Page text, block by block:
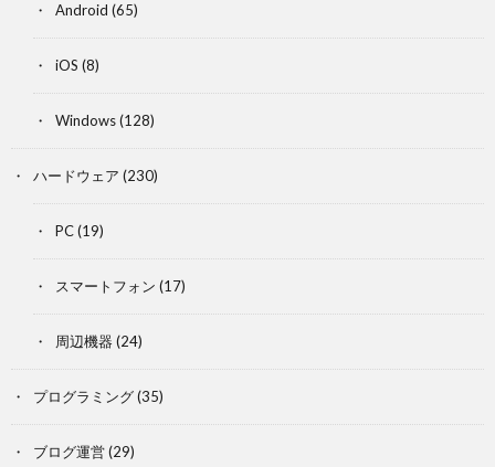
Android (65)
iOS (8)
Windows(128)
ハードウェア (230)
PC(19)
スマートフォン (17)
周辺機器 (24)
プログラミング(35)
ブログ運営(29)